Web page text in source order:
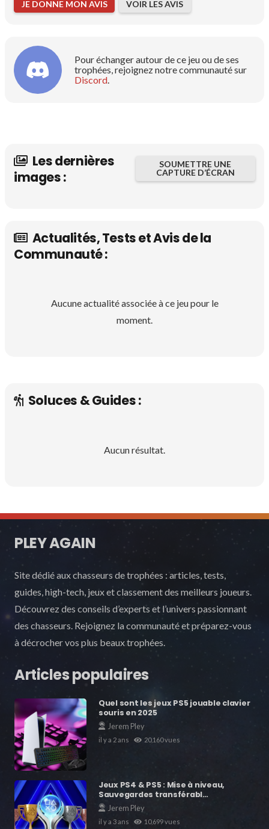
JE DONNE MON AVIS VOIR LES AVIS
Pour échanger autour de ce jeu ou de ses
trophées, rejoignez notre communauté sur
Discord.
Les dernières
images :
SOUMETTRE UNE
CAPTURE D’ÉCRAN
Actualités, Tests et Avis de la
Communauté :
Aucune actualité associée à ce jeu pour le
moment.
Soluces & Guides :
Aucun résultat.
PLEY AGAIN
Site dédié aux chasseurs de trophées : articles, tests,
guides, high-tech, jeux et classement des meilleurs joueurs.
Découvrez des conseils d’experts et l’univers passionnant
des chasseurs. Rejoignez la communauté et préparez-vous
à décrocher vos plus beaux trophées.
Articles populaires
Quel sont les jeux PS5 jouable clavier
souris en 2025
Jerem Pley
il y a 2 ans 20,160vues
Jeux PS4 & PS5 : Mise à niveau,
Sauvegardes transférabl…
Jerem Pley
il y a 3 ans 10,699vues